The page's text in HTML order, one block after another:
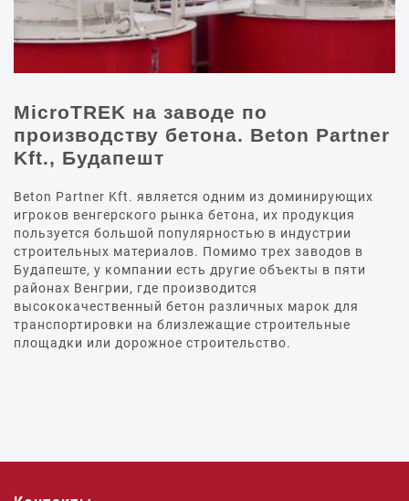
MicroTREK на заводе по
производству бетона. Beton Partner
Kft., Будапешт
Beton Partner Kft. является одним из доминирующих
игроков венгерского рынка бетона, их продукция
пользуется большой популярностью в индустрии
строительных материалов. Помимо трех заводов в
Будапеште, у компании есть другие объекты в пяти
районах Венгрии, где производится
высококачественный бетон различных марок для
транспортировки на близлежащие строительные
площадки или дорожное строительство.